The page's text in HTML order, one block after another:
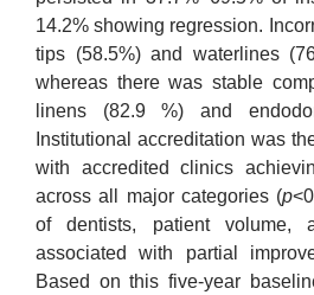
14.2% showing regression.
tips (58.5%) and waterlines
whereas there was stable
linens (82.9 %) and
Institutional accreditation was
with accredited clinics
across all major categories (p
of dentists, patient volume,
associated with partial
Based on this five-year